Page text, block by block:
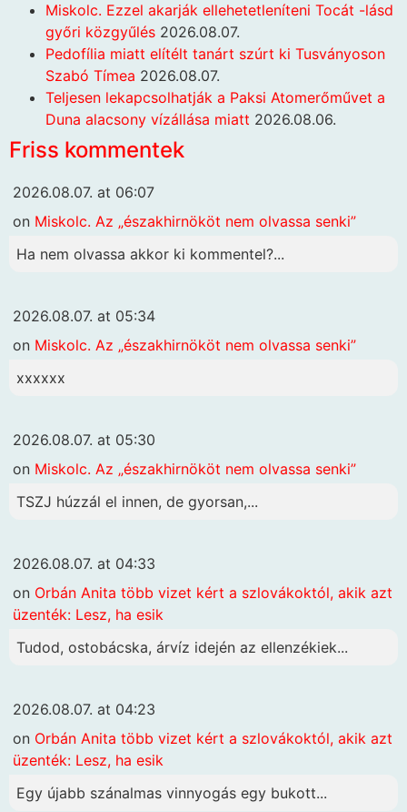
Miskolc. Ezzel akarják ellehetetleníteni Tocát -lásd
győri közgyűlés 2026.08.07.
Pedofília miatt elítélt tanárt szúrt ki Tusványoson
Szabó Tímea 2026.08.07.
Teljesen lekapcsolhatják a Paksi Atomerőművet a
Duna alacsony vízállása miatt 2026.08.06.
Friss kommentek
2026.08.07. at 06:07
on Miskolc. Az „északhirnököt nem olvassa senki”
Ha nem olvassa akkor ki kommentel?...
2026.08.07. at 05:34
on Miskolc. Az „északhirnököt nem olvassa senki”
xxxxxx
2026.08.07. at 05:30
on Miskolc. Az „északhirnököt nem olvassa senki”
TSZJ húzzál el innen, de gyorsan,...
2026.08.07. at 04:33
on Orbán Anita több vizet kért a szlovákoktól, akik azt
üzenték: Lesz, ha esik
Tudod, ostobácska, árvíz idején az ellenzékiek...
2026.08.07. at 04:23
on Orbán Anita több vizet kért a szlovákoktól, akik azt
üzenték: Lesz, ha esik
Egy újabb szánalmas vinnyogás egy bukott...